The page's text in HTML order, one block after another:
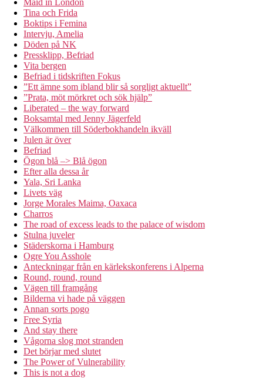
Tina och Frida
Boktips i Femina
Intervju, Amelia
Döden på NK
Pressklipp, Befriad
Vita bergen
Befriad i tidskriften Fokus
”Ett ämne som ibland blir så sorgligt aktuellt”
”Prata, möt mörkret och sök hjälp”
Liberated – the way forward
Boksamtal med Jenny Jägerfeld
Välkommen till Söderbokhandeln ikväll
Julen är över
Befriad
Ögon blå –> Blå ögon
Efter alla dessa år
Yala, Sri Lanka
Livets väg
Jorge Morales Maima, Oaxaca
Charros
The road of excess leads to the palace of wisdom
Stulna juveler
Städerskorna i Hamburg
Ogre You Asshole
Anteckningar från en kärlekskonferens i Alperna
Round, round, round
Vägen till framgång
Bilderna vi hade på väggen
Annan sorts pogo
Free Syria
And stay there
Vågorna slog mot stranden
Det börjar med slutet
The Power of Vulnerability
This is not a dog